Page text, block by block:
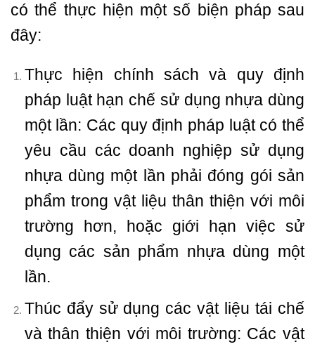
có thể thực hiện một số biện pháp sau
đây:
Thực hiện chính sách và quy định
pháp luật hạn chế sử dụng nhựa dùng
một lần: Các quy định pháp luật có thể
yêu cầu các doanh nghiệp sử dụng
nhựa dùng một lần phải đóng gói sản
phẩm trong vật liệu thân thiện với môi
trường hơn, hoặc giới hạn việc sử
dụng các sản phẩm nhựa dùng một
lần.
Thúc đẩy sử dụng các vật liệu tái chế
và thân thiện với môi trường: Các vật